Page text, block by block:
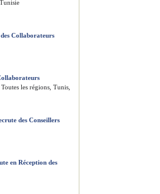
Collaborateurs
les régions, Tunis,
des Conseillers
en Réception des